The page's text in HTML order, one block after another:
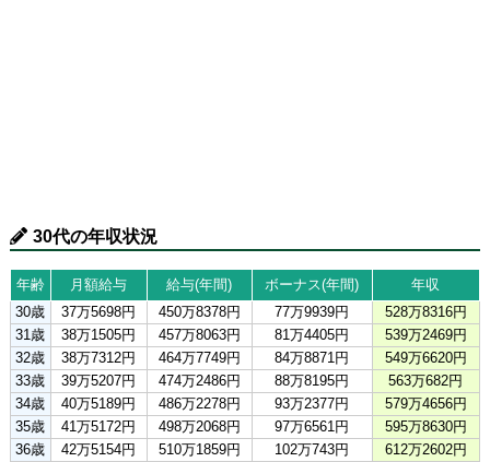
30代の年収状況
年齢 月額給与 給与(年間) ボーナス(年間)
年収
30歳
37万5698円 450万8378円 77万9939円
528万8316円
31歳
38万1505円 457万8063円 81万4405円
539万2469円
32歳
38万7312円 464万7749円 84万8871円
549万6620円
33歳
39万5207円 474万2486円 88万8195円
563万682円
34歳
40万5189円 486万2278円 93万2377円
579万4656円
35歳
41万5172円 498万2068円 97万6561円
595万8630円
36歳
42万5154円 510万1859円 102万743円
612万2602円